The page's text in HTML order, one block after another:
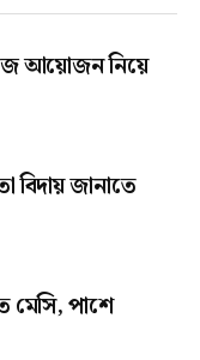
আয়োজন নিয়ে
বিদায় জানাতে
মেসি, পাশে